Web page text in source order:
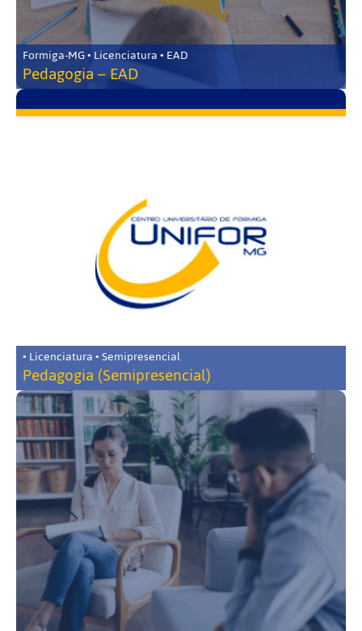
Formiga-MG • Licenciatura • EAD
Pedagogia – EAD
• Licenciatura • Semipresencial
Pedagogia (Semipresencial)